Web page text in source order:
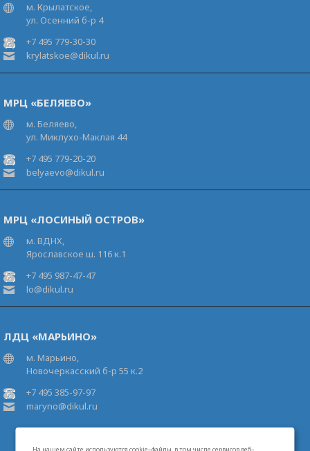
м. Крылатское,
ул. Осенний б-р 4
+7 495 779-30-30
krylatskoe@dikul.ru
МРЦ «БЕЛЯЕВО»
м. Беляево,
ул. Миклухо-Маклая 44
+7 495 779-20-20
belyaevo@dikul.ru
МРЦ «ЛОСИНЫЙ ОСТРОВ»
м. ВДНХ,
Ярославское ш. 116 к.1
+7 495 987-47-47
lo@dikul.ru
ЛДЦ «МАРЬИНО»
м. Марьино,
Новочеркасский б-р 55 к.2
+7 495 385-97-97
maryno@dikul.ru